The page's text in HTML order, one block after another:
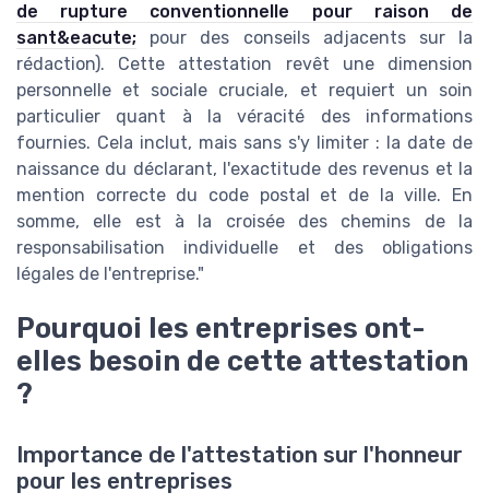
de rupture conventionnelle pour raison de
sant&eacute; pour des conseils adjacents sur la
rédaction). Cette attestation revêt une dimension
personnelle et sociale cruciale, et requiert un soin
particulier quant à la véracité des informations
fournies. Cela inclut, mais sans s'y limiter : la date de
naissance du déclarant, l'exactitude des revenus et la
mention correcte du code postal et de la ville. En
somme, elle est à la croisée des chemins de la
responsabilisation individuelle et des obligations
légales de l'entreprise."
Pourquoi les entreprises ont-
elles besoin de cette attestation
?
Importance de l'attestation sur l'honneur
pour les entreprises